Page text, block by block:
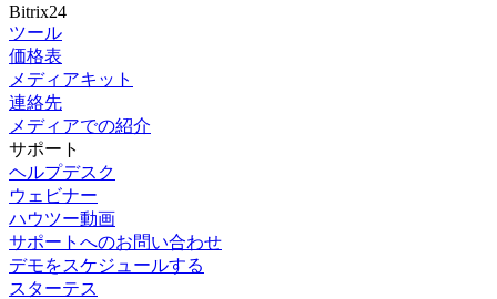
Bitrix24
ツール
価格表
メディアキット
連絡先
メディアでの紹介
サポート
ヘルプデスク
ウェビナー
ハウツー動画
サポートへのお問い合わせ
デモをスケジュールする
スターテス